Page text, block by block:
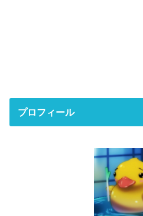
プロフィール